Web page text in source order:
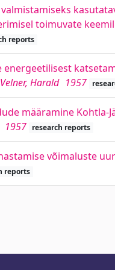
toimuvate
reports
energeetilisest
Harald 1957
määramine Kohtla-
1957 research reports
võimaluste
reports